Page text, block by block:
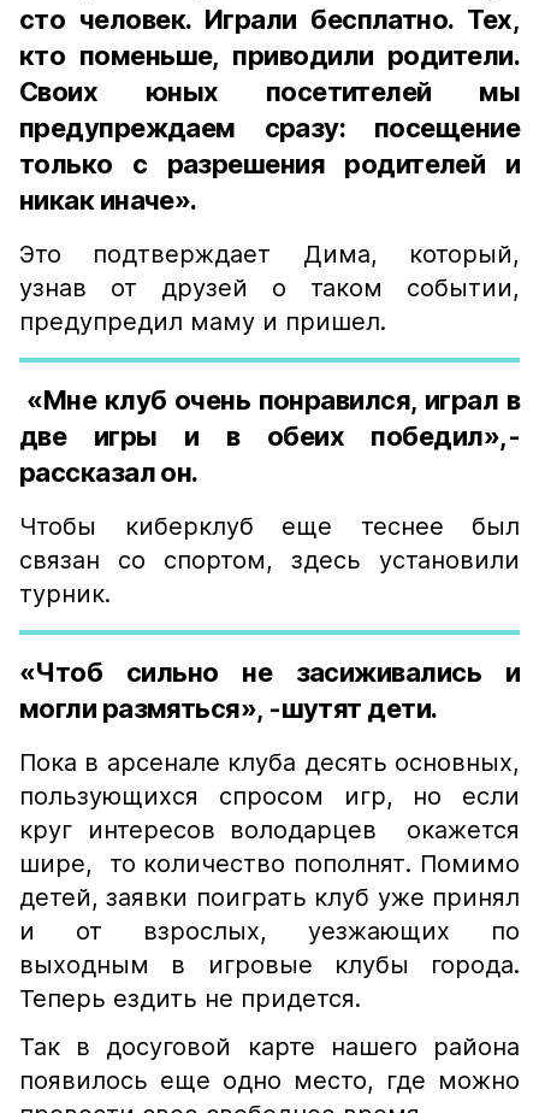
сто человек. Играли бесплатно. Тех,
кто поменьше, приводили родители.
Своих юных посетителей мы
предупреждаем сразу: посещение
только с разрешения родителей и
никак иначе».
Это подтверждает Дима, который,
узнав от друзей о таком событии,
предупредил маму и пришел.
«Мне клуб очень понравился, играл в
две игры и в обеих победил»,-
рассказал он.
Чтобы киберклуб еще теснее был
связан со спортом, здесь установили
турник.
«Чтоб сильно не засиживались и
могли размяться», -шутят дети.
Пока в арсенале клуба десять основных,
пользующихся спросом игр, но если
круг интересов володарцев окажется
шире, то количество пополнят. Помимо
детей, заявки поиграть клуб уже принял
и от взрослых, уезжающих по
выходным в игровые клубы города.
Теперь ездить не придется.
Так в досуговой карте нашего района
появилось еще одно место, где можно